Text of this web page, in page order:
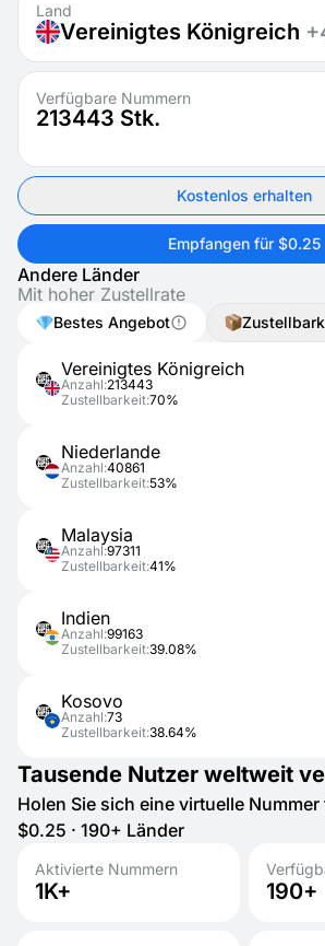
Land
Vereinigtes Königreich
Verfügbare Nummern
213443 Stk.
Kostenlos erhalten
Empfangen für $0.25
Andere Länder
Mit hoher Zustellrate
Bestes Angebot
Vereinigtes Königreich
Anzahl:213443
Zustellbarkeit:70%
Niederlande
Anzahl:40861
Zustellbarkeit:53%
Malaysia
Anzahl:97311
Zustellbarkeit:41%
Indien
Anzahl:99163
Zustellbarkeit:39.08%
Kosovo
Anzahl:73
Zustellbarkeit:38.64%
Tausende Nutzer weltweit
Holen Sie sich eine virtuelle
$0.25 · 190+ Länder
Aktivierte Nummern
1K+ 190+